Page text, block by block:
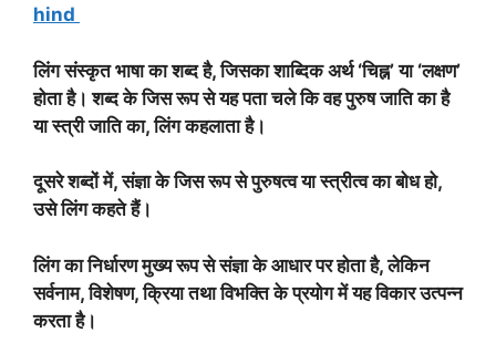
hind
लिंग संस्कृत भाषा का शब्द है, जिसका शाब्दिक अर्थ ‘चिह्न’ या ‘लक्षण’
होता है। शब्द के जिस रूप से यह पता चले कि वह पुरुष जाति का है
या स्त्री जाति का, लिंग कहलाता है।
दूसरे शब्दों में, संज्ञा के जिस रूप से पुरुषत्व या स्त्रीत्व का बोध हो,
उसे लिंग कहते हैं।
लिंग का निर्धारण मुख्य रूप से संज्ञा के आधार पर होता है, लेकिन
सर्वनाम, विशेषण, क्रिया तथा विभक्ति के प्रयोग में यह विकार उत्पन्न
करता है।